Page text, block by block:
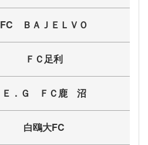
FC ＢＡＪＥＬＶＯ
ＦＣ足利
Ｅ．Ｇ ＦＣ鹿 沼
白鴎大FC